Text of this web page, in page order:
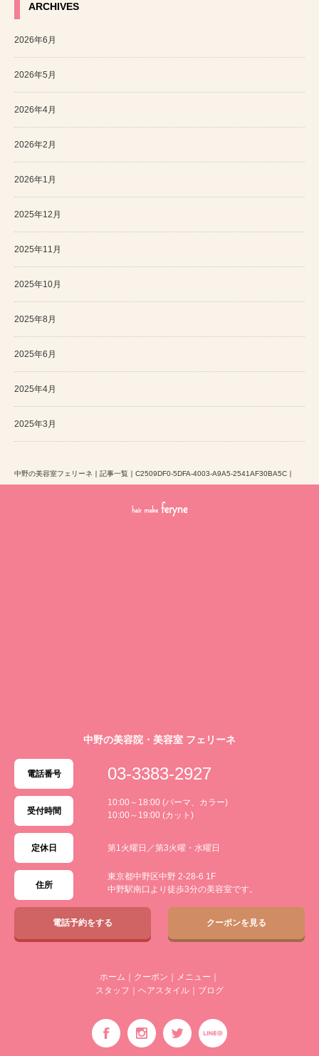
ARCHIVES
2026年6月
2026年5月
2026年4月
2026年2月
2026年1月
2025年12月
2025年11月
2025年10月
2025年8月
2025年6月
2025年4月
2025年3月
中野の美容室フェリーネ ｜ 記事一覧 ｜ C2509DF0-5DFA-4003-A9A5-2541AF30BA5C ｜
中野の美容院・美容室 フェリーネ
電話番号 03-3383-2927
受付時間
10:00～18:00 (パーマ、カラー)
10:00～19:00 (カット)
定休日 第1火曜日／第3火曜・水曜日
住所
東京都中野区中野 2-28-6 1F
中野駅南口より徒歩3分の美容室です。
電話予約をする クーポンを見る
ホーム ｜ クーポン ｜ メニュー ｜
スタッフ ｜ ヘアスタイル ｜ ブログ